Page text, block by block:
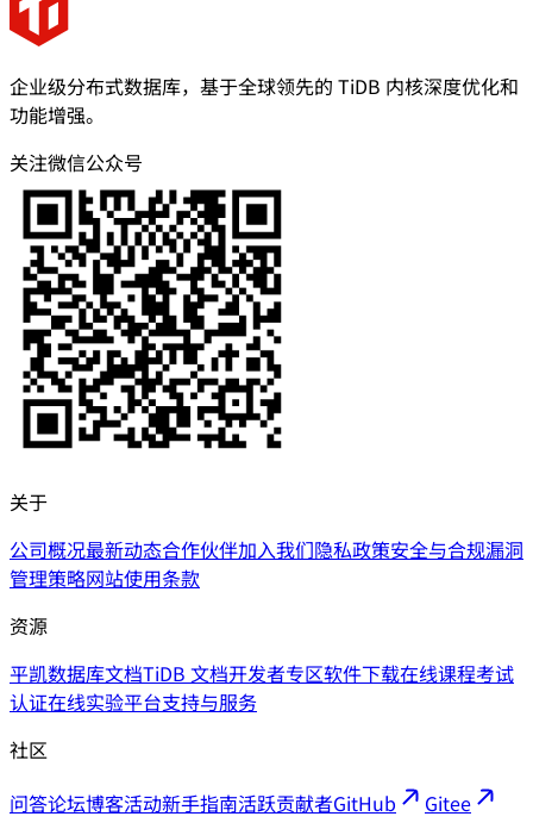
企业级分布式数据库，基于全球领先的 TiDB 内核深度优化和
功能增强。
关注微信公众号
关于
公司概况最新动态合作伙伴加入我们隐私政策安全与合规漏洞
管理策略网站使用条款
资源
平凯数据库文档TiDB 文档开发者专区软件下载在线课程考试
认证在线实验平台支持与服务
社区
问答论坛博客活动新手指南活跃贡献者GitHub Gitee